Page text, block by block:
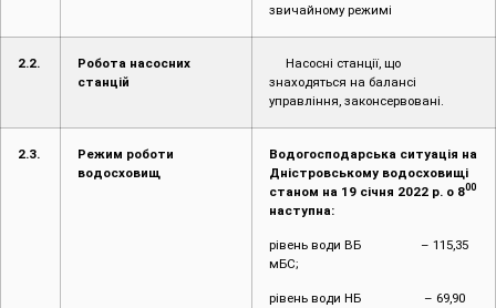
звичайному режимі
2.2.
Робота насосних
станцій
Насосні станції, що
знаходяться на балансі
управління, законсервовані.
2.3.
Режим роботи
водосховищ
Водогосподарська ситуація на
Дністровському водосховищі
станом на 19 січня 2022 р. о 800
наступна:
рівень води ВБ – 115,35
мБС;
рівень води НБ – 69,90